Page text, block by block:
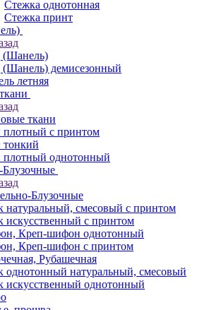
Стежка однотонная
Стежка принт
(Шанель)
(Шанель) демисезонный
летняя
ткани
плотный с принтом
тонкий
плотный однотонный
Блузочные
Блузочные
натуральный, смесовый с принтом
искусственный с принтом
Креп-шифон однотонный
Креп-шифон с принтом
Рубашечная
однотонный натуральный, смесовый
искусственный однотонный